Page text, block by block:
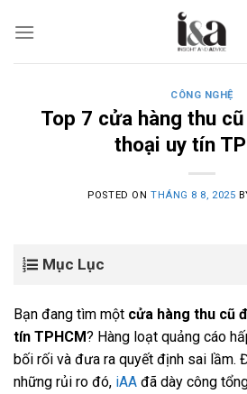
CÔNG NGHỆ
Top 7 cửa hàng thu
thoại uy tín
POSTED ON THÁNG 8 8, 2025
Mục Lục
Bạn đang tìm một cửa hàng thu cũ
tín TPHCM? Hàng loạt quảng cáo
bối rối và đưa ra quyết định sai lầm.
những rủi ro đó, iAA đã dày công